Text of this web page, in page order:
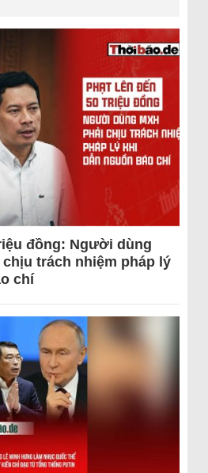
đồng: Người dùng
trách nhiệm pháp lý
chí